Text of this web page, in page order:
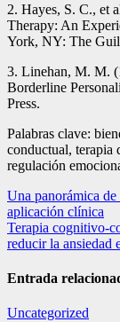
2. Hayes, S. C., et
Therapy: An
York, NY: The
3. Linehan, M. M.
Borderline
Press.
Palabras clave:
conductual, terapia
regulación
Navegación
de
entradas
Una panorámica
aplicación clínica
Terapia cognitivo-
reducir la ansiedad
Entrada
Uncategorized